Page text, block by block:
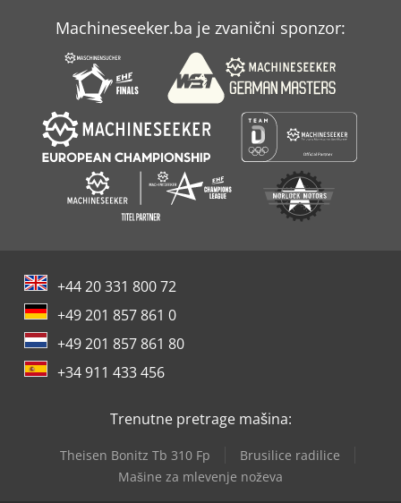
John Deere 250
John Deere 2500
Machineseeker.ba je zvanični sponzor:
+44 20 331 800 72
+49 201 857 861 0
+49 201 857 861 80
+34 911 433 456
Trenutne pretrage mašina:
Theisen Bonitz Tb 310 Fp
Brusilice radilice
Mašine za mlevenje noževa